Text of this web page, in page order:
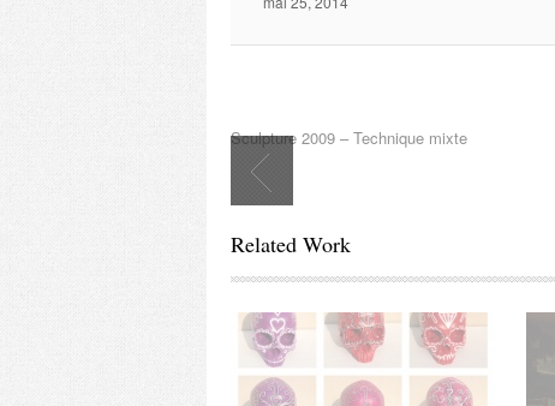
Sculpture 2009 – Technique mixte
Related Work